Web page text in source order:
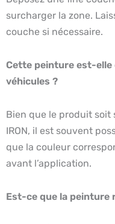
surcharger la zone.
couche si nécessaire.
Cette peinture est-elle
véhicules ?
Bien que le produit soit
IRON, il est souvent
que la couleur
avant l’application.
Est-ce que la peinture